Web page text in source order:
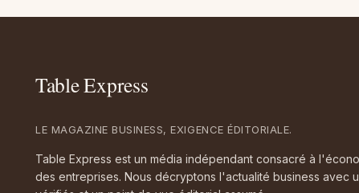
LE MAGAZINE BUSINESS, EXIGENCE ÉDITORIALE.
Table Express est un média indépendant consacré à
des entreprises. Nous décryptons l'actualité business avec